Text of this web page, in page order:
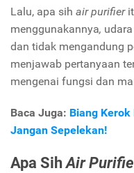
Lalu, apa sih air purifier
menggunakannya,
dan tidak mengandung
menjawab pertanyaan
mengenai fungsi dan
Baca Juga: Biang
Jangan Sepelekan!
Apa SihAir